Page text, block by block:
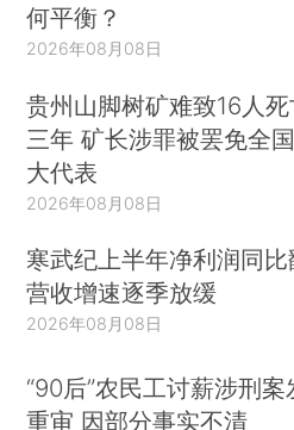
何平衡？
2026年08月08日
贵州山脚树矿难致16人
三年 矿长涉罪被罢免全
大代表
2026年08月08日
寒武纪上半年净利润同
营收增速逐季放缓
2026年08月08日
“90后”农民工讨薪涉刑案
重审 因部分事实不清